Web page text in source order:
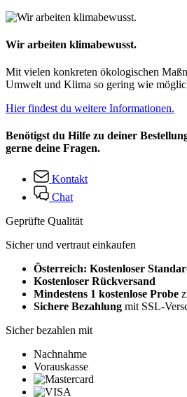
Wir arbeiten klimabewusst.
Mit vielen konkreten ökologischen
Umwelt und Klima so gering wie
Hier findest du weitere Informationen.
Benötigst du Hilfe zu deiner
gerne deine Fragen.
Kontakt
Chat
Geprüfte Qualität
Sicher und vertraut einkaufen
Österreich: Kostenloser
Kostenloser Rückversand
Mindestens 1 kostenlose Probe
Sichere Bezahlung mit SSL-
Sicher bezahlen mit
Nachnahme
Vorauskasse